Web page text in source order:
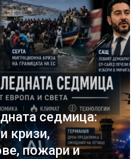
седмица:
кризи,
пожари и